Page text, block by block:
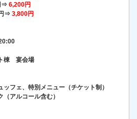
⇒ 6,200円
⇒ 3,800円
棟 宴会場
フェ、特別メニュー（チケット制）
アルコール含む）